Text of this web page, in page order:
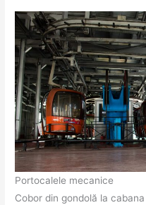
Portocalele mecanice
Cobor din gondolă la